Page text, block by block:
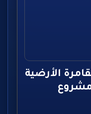
الأرضية
مشروع